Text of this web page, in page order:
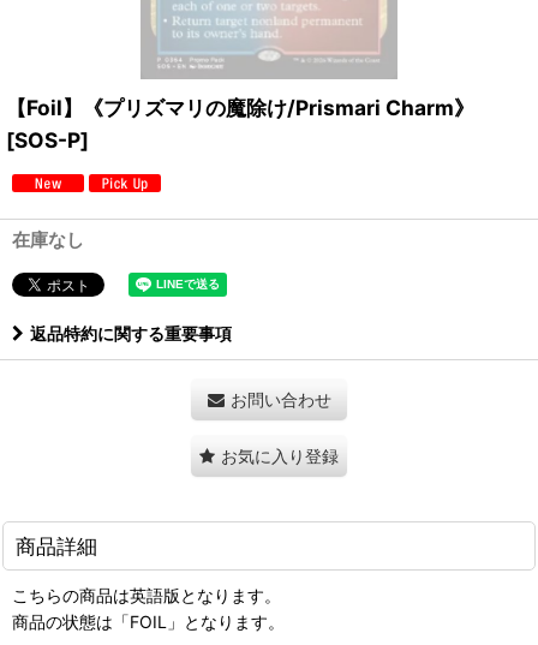
【Foil】《プリズマリの魔除け/Prismari Charm》
[SOS-P]
在庫なし
返品特約に関する重要事項
お問い合わせ
お気に入り登録
商品詳細
こちらの商品は英語版となります。
商品の状態は「FOIL」となります。